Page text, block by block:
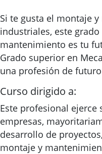
Si te gusta el montaje
industriales, este
mantenimiento es tu
Grado superior en
una profesión de
Curso dirigido a:
Este profesional
empresas,
desarrollo de
montaje y